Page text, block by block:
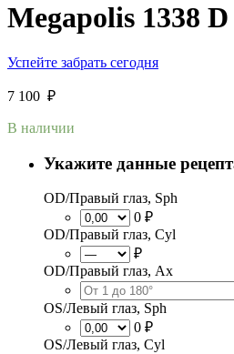
Megapolis 1338
Успейте забрать сегодня
7 100 ₽
В наличии
Укажите данные
OD/Правый глаз, Sph
0 ₽
OD/Правый глаз, Cyl
₽
OD/Правый глаз, Ax
OS/Левый глаз, Sph
0 ₽
OS/Левый глаз, Cyl